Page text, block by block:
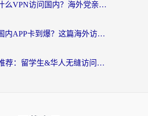
从印度用什么VPN访问国内？海外党亲测的无缝回国上网指南
海外想刷国内APP卡到爆？这篇海外访问国内服务器加速指南帮你解决所有问题
海外VPN推荐：留学生&华人无缝访问国内资源的避坑指南